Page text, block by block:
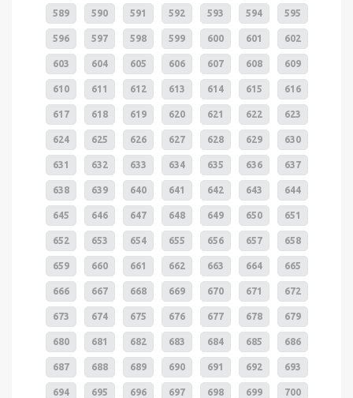
589 590 591 592 593 594 595
596 597 598 599 600 601 602
603 604 605 606 607 608 609
610 611 612 613 614 615 616
617 618 619 620 621 622 623
624 625 626 627 628 629 630
631 632 633 634 635 636 637
638 639 640 641 642 643 644
645 646 647 648 649 650 651
652 653 654 655 656 657 658
659 660 661 662 663 664 665
666 667 668 669 670 671 672
673 674 675 676 677 678 679
680 681 682 683 684 685 686
687 688 689 690 691 692 693
694 695 696 697 698 699 700